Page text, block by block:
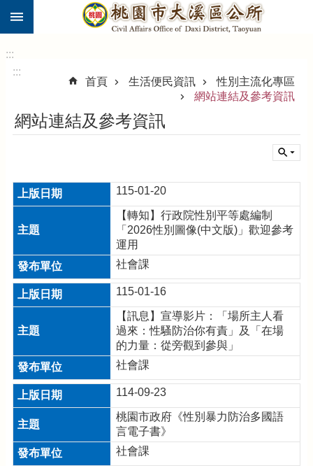
跳到主要內容區塊
階
搜
大
區
紹
訊
息
告
生
活
便
民
資
訊
機
:::
:::
首頁
生活便民資訊
性別主流化專區
網站連結及參考資訊
網站連結及參考資訊
115-01-20
【轉知】行政院性別平等處編制
「2026性別圖像(中文版)」歡迎參考
運用
社會課
115-01-16
【訊息】宣導影片：「場所主人看
過來：性騷防治你有責」及「在場
的力量：從旁觀到參與」
社會課
114-09-23
桃園市政府《性別暴力防治多國語
言電子書》
社會課